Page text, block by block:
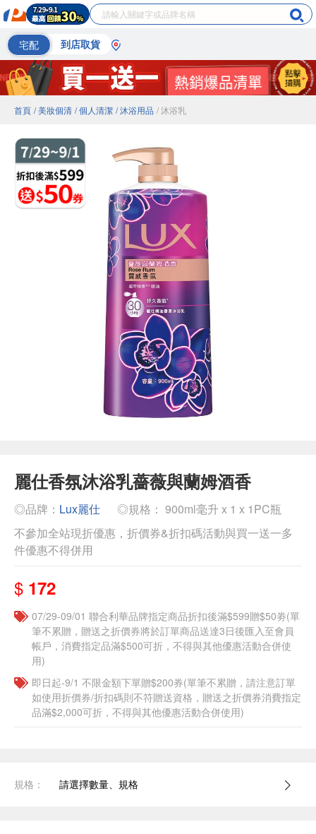
宅配 到店取貨
首頁 / 美妝個清 / 個人清潔 / 沐浴用品 / 沐浴乳
麗仕香氛沐浴乳薔薇與蘭姆酒香
◎品牌： Lux麗仕
◎規格： 900ml毫升 x 1 x 1PC瓶
不參加全站現折優惠，折價券&折扣碼活動與買一送一多
件優惠不得併用
$ 172
07/29-09/01 聯合利華品牌指定商品折扣後滿$599贈$50劵(單
筆不累贈，贈送之折價券將於訂單商品送達3日後匯入至會員
帳戶，消費指定品滿$500可折，不得與其他優惠活動合併使
用)
即日起-9/1 不限金額下單贈$200券(單筆不累贈，請注意訂單
如使用折價券/折扣碼則不符贈送資格，贈送之折價券消費指定
品滿$2,000可折，不得與其他優惠活動合併使用)
規格： 請選擇數量、規格